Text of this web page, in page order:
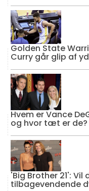
Golden State
Curry går glip af
Hvem er Vance
og hvor tæt er de?
'Big Brother 21':
tilbagevendende